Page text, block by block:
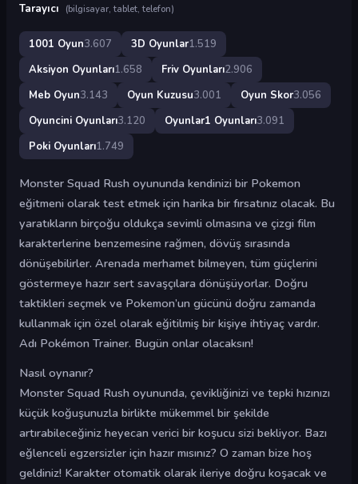
Tarayıcı
(bilgisayar, tablet, telefon)
1001 Oyun3.607 3D Oyunlar1.519
Aksiyon Oyunları1.658 Friv Oyunları2.906
Meb Oyun3.143 Oyun Kuzusu3.001 Oyun Skor3.056
Oyuncini Oyunları3.120 Oyunlar1 Oyunları3.091
Poki Oyunları1.749
Monster Squad Rush oyununda kendinizi bir Pokemon
eğitmeni olarak test etmek için harika bir fırsatınız olacak. Bu
yaratıkların birçoğu oldukça sevimli olmasına ve çizgi film
karakterlerine benzemesine rağmen, dövüş sırasında
dönüşebilirler. Arenada merhamet bilmeyen, tüm güçlerini
göstermeye hazır sert savaşçılara dönüşüyorlar. Doğru
taktikleri seçmek ve Pokemon’un gücünü doğru zamanda
kullanmak için özel olarak eğitilmiş bir kişiye ihtiyaç vardır.
Adı Pokémon Trainer. Bugün onlar olacaksın!
Nasıl oynanır?
Monster Squad Rush oyununda, çevikliğinizi ve tepki hızınızı
küçük koğuşunuzla birlikte mükemmel bir şekilde
artırabileceğiniz heyecan verici bir koşucu sizi bekliyor. Bazı
eğlenceli egzersizler için hazır mısınız? O zaman bize hoş
geldiniz! Karakter otomatik olarak ileriye doğru koşacak ve